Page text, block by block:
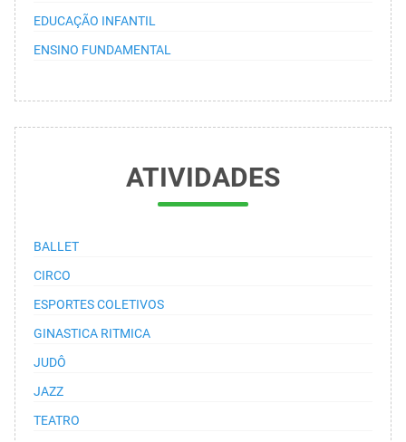
EDUCAÇÃO INFANTIL
ENSINO FUNDAMENTAL
ATIVIDADES
BALLET
CIRCO
ESPORTES COLETIVOS
GINASTICA RITMICA
JUDÔ
JAZZ
TEATRO